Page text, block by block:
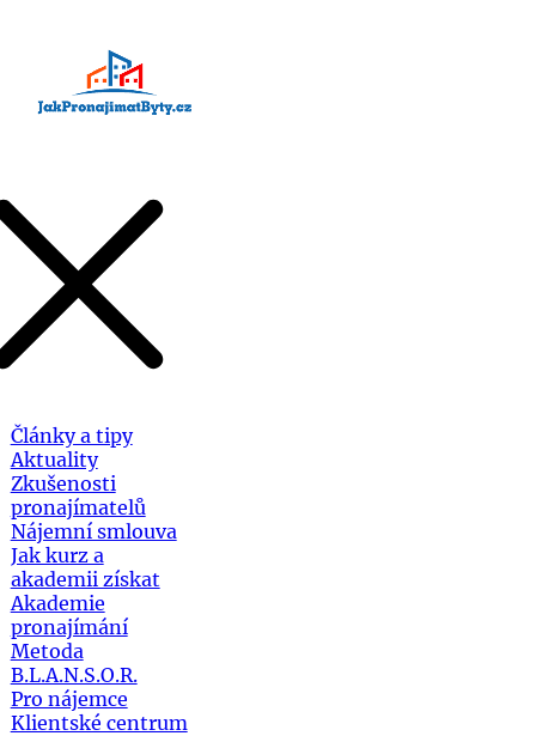
Články a tipy
Aktuality
Zkušenosti
pronajímatelů
Nájemní smlouva
Jak kurz a
akademii získat
Akademie
pronajímání
Metoda
B.L.A.N.S.O.R.
Pro nájemce
Klientské centrum